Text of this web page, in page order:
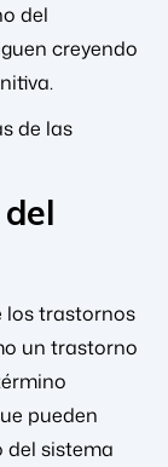
del
creyendo
de las
los trastornos
un trastorno
pueden
sistema